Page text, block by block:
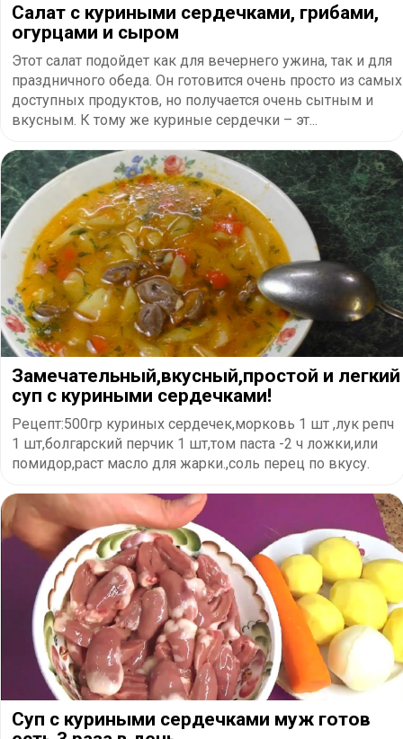
Салат с куриными сердечками, грибами,
огурцами и сыром
Этот салат подойдет как для вечернего ужина, так и для
праздничного обеда. Он готовится очень просто из самых
доступных продуктов, но получается очень сытным и
вкусным. К тому же куриные сердечки – эт...
Замечательный,вкусный,простой и легкий
суп с куриными сердечками!
Рецепт:500гр куриных сердечек,морковь 1 шт ,лук репч
1 шт,болгарский перчик 1 шт,том паста -2 ч ложки,или
помидор,раст масло для жарки.,соль перец по вкусу.
Суп с куриными сердечками муж готов